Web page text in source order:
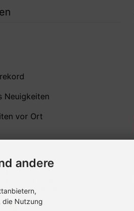
Neuigkeiten
vor Ort
andere
die Nutzung